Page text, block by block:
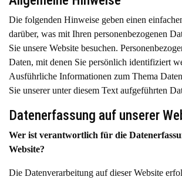
Die folgenden Hinweise geben einen
darüber, was mit Ihren personenbezogenen
Sie unsere Website besuchen.
Daten, mit denen Sie persönlich identifiziert
Ausführliche Informationen zum Thema
Sie unserer unter diesem Text aufgeführten
Datenerfassung auf unserer
Wer ist verantwortlich für die
Website?
Die Datenverarbeitung auf dieser Website